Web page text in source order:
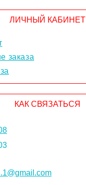
ЛИЧНЫЙ КАБИНЕТ
заказа
КАК СВЯЗАТЬСЯ